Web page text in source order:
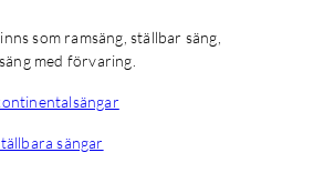
som ramsäng, ställbar säng,
med förvaring.
sängar